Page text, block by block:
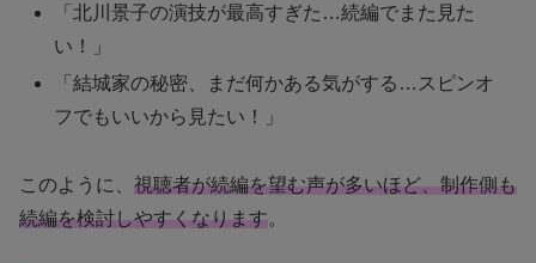
「北川景子の演技が最高すぎた…続編でまた見た
い！」
「結城家の秘密、まだ何かある気がする…スピンオ
フでもいいから見たい！」
このように、 視聴者が続編を望む声が多いほど、制作側も
続編を検討しやすくなります。